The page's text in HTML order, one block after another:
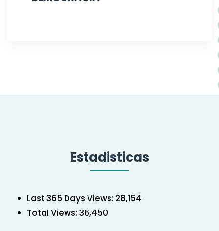
Estadisticas
Last 365 Days Views: 28,154
Total Views: 36,450